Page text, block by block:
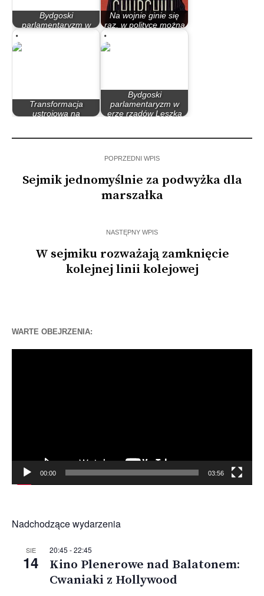
Bydgoski
parlamentaryzm w
Na wojnie ginie się
raz, w polityce można
Transformacja
ustrojowa na
Bydgoski
parlamentaryzm w
erze rządów Leszka
POPRZEDNI WPIS
Sejmik jednomyślnie za podwyżka dla
marszałka
NASTĘPNY WPIS
W sejmiku rozważają zamknięcie
kolejnej linii kolejowej
WARTE OBEJRZENIA:
00:00 03:56
Nadchodzące wydarzenia
SIE
14
20:45 -22:45
Kino Plenerowe nad Balatonem:
Cwaniaki z Hollywood